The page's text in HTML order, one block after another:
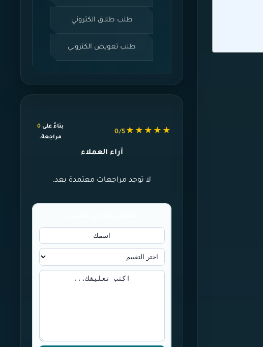
طلب طلاق الكتروني
طلب تعويض الكتروني
★★★★★
0/5
بناءً على 0
مراجعة.
آراء العملاء
لا توجد مراجعات معتمدة بعد.